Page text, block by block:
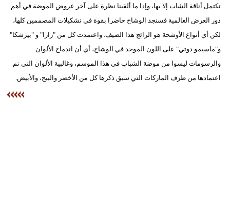
أزياء
إسلامية
وتكنولوجيا
بيئة
تكتمل أناقة الشاب إلا بها، وإذا ما ألقينا نظرة على آخر عروض الموضة في أهم
دور العرض العالمية فسنجد الوشاح حاضرا بقوة في تشكيلات المصممين كلها،
لكن أي أنواع الأوشحة هو الرائج هذا الصيف. واعتمدت كل من "زارا" و "بيرشكا"
و"ماسيمو دوتي" على اللون الموحد في الوشاح، أي أن اندماج الألوان
والرسومات ليسوا من موضة الشباب في هذا الموسم، وغالبية الألوان التي تم
اعتمادها من طرف الماركات التي سبق ذكرها كل من الأخضر والبيج، والأبيض.